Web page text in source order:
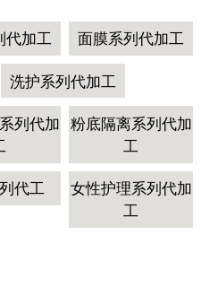
代加工
面膜系列代加工
洗护系列代加工
列代加 粉底隔离系列代加
工
代工
女性护理系列代加
工